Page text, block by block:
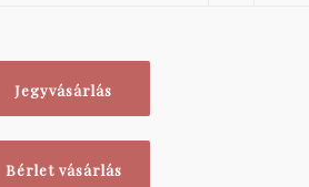
Jegyvásárlás
Bérlet vásárlás